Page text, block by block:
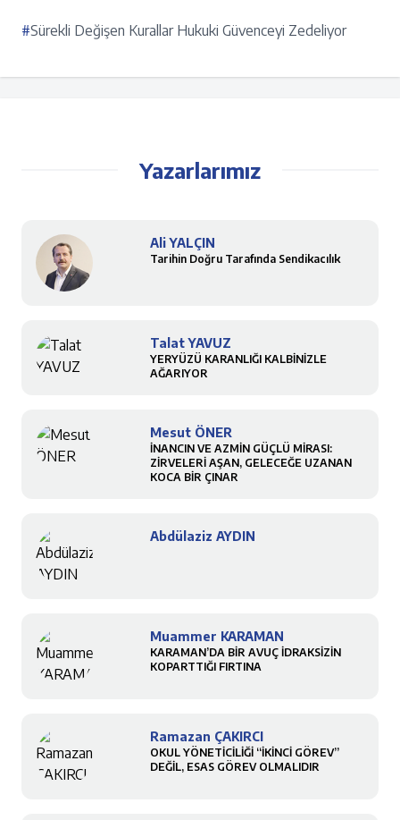
#Sürekli Değişen Kurallar Hukuki Güvenceyi Zedeliyor
Yazarlarımız
Ali YALÇIN
Tarihin Doğru Tarafında Sendikacılık
Talat YAVUZ
YERYÜZÜ KARANLIĞI KALBİNİZLE
AĞARIYOR
Mesut ÖNER
İNANCIN VE AZMİN GÜÇLÜ MİRASI:
ZİRVELERİ AŞAN, GELECEĞE UZANAN
KOCA BİR ÇINAR
Abdülaziz AYDIN
Muammer KARAMAN
KARAMAN’DA BİR AVUÇ İDRAKSİZİN
KOPARTTIĞI FIRTINA
Ramazan ÇAKIRCI
OKUL YÖNETİCİLİĞİ “İKİNCİ GÖREV”
DEĞİL, ESAS GÖREV OLMALIDIR